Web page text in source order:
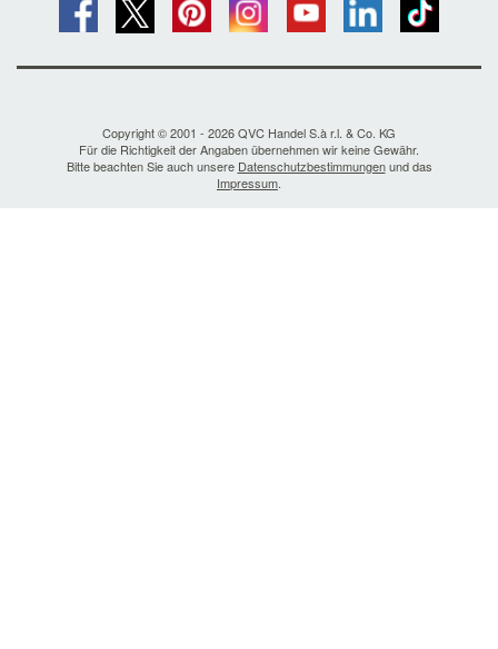
Copyright © 2001 - 2026 QVC Handel S.à r.l. & Co. KG
Für die Richtigkeit der Angaben übernehmen wir keine Gewähr.
Bitte beachten Sie auch unsere Datenschutzbestimmungenund das
Impressum.